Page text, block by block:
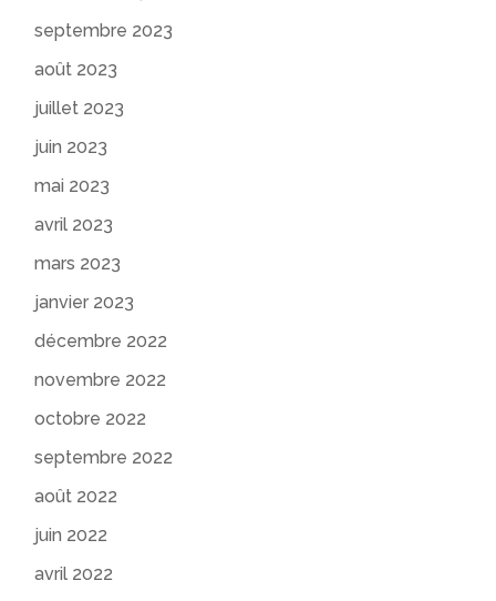
septembre 2023
août 2023
juillet 2023
juin 2023
mai 2023
avril 2023
mars 2023
janvier 2023
décembre 2022
novembre 2022
octobre 2022
septembre 2022
août 2022
juin 2022
avril 2022